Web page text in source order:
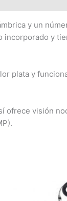
y un
incorporado y
plata y
ofrece visión